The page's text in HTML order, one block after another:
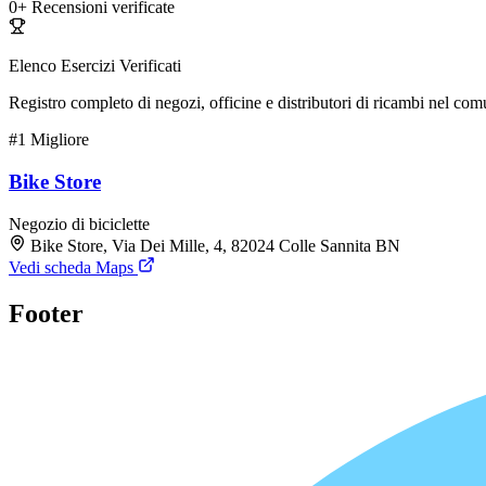
0+ Recensioni verificate
Elenco Esercizi Verificati
Registro completo di negozi, officine e distributori di ricambi nel
#1 Migliore
Bike Store
Negozio di biciclette
Bike Store, Via Dei Mille, 4, 82024 Colle Sannita BN
Vedi scheda Maps
Footer